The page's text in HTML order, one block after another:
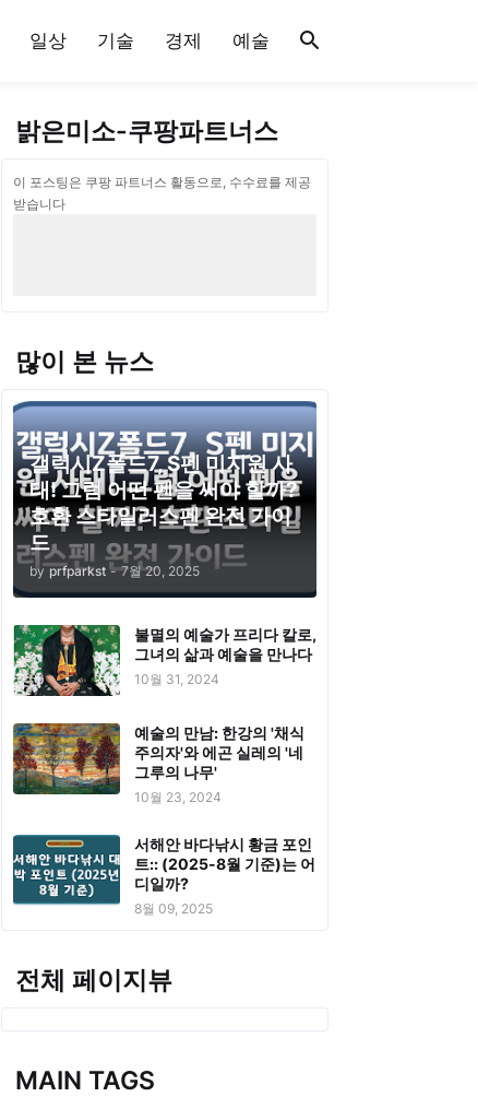
일상 기술 경제 예술
밝은미소-쿠팡파트너스
이 포스팅은 쿠팡 파트너스 활동으로, 수수료를 제공
받습니다
많이 본 뉴스
갤럭시Z폴드7, S펜 미지원 사
태! 그럼 어떤 펜을 써야 할까?
호환 스타일러스펜 완전 가이
드
by prfparkst - 7월 20, 2025
불멸의 예술가 프리다 칼로,
그녀의 삶과 예술을 만나다
10월 31, 2024
예술의 만남: 한강의 '채식
주의자'와 에곤 실레의 '네
그루의 나무'
10월 23, 2024
서해안 바다낚시 황금 포인
트:: (2025-8월 기준)는 어
디일까?
8월 09, 2025
전체 페이지뷰
MAIN TAGS